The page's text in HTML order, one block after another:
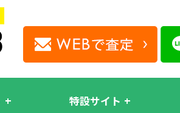
特設サイト